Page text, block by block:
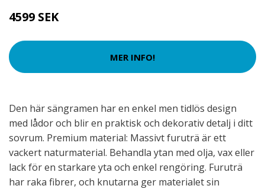
4599 SEK
MER INFO!
Den här sängramen har en enkel men tidlös design
med lådor och blir en praktisk och dekorativ detalj i ditt
sovrum. Premium material: Massivt furuträ är ett
vackert naturmaterial. Behandla ytan med olja, vax eller
lack för en starkare yta och enkel rengöring. Furuträ
har raka fibrer, och knutarna ger materialet sin